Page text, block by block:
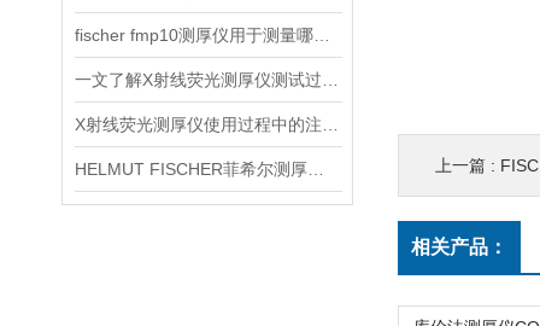
上一篇 :
相关产品：